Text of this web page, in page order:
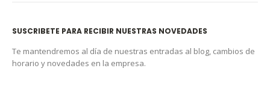
SUSCRIBETE PARA RECIBIR NUESTRAS NOVEDADES
Te mantendremos al día de nuestras entradas al blog, cambios de
horario y novedades en la empresa.